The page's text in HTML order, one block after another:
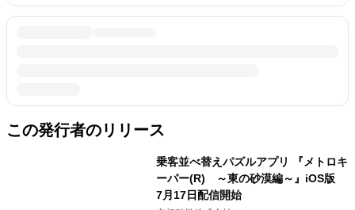
この発行者のリリース
乗客並べ替えパズルアプリ 『メトロキ
ーパー(R) ～東の砂漠編～』iOS版
7月17日配信開始